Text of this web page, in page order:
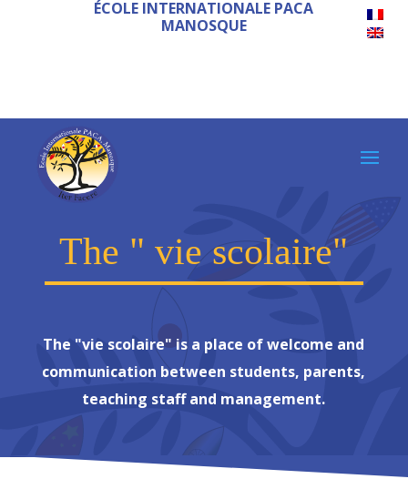
ÉCOLE INTERNATIONALE PACA
MANOSQUE
The " vie scolaire"
The "vie scolaire" is a place of welcome and
communication between students, parents,
teaching staff and management.